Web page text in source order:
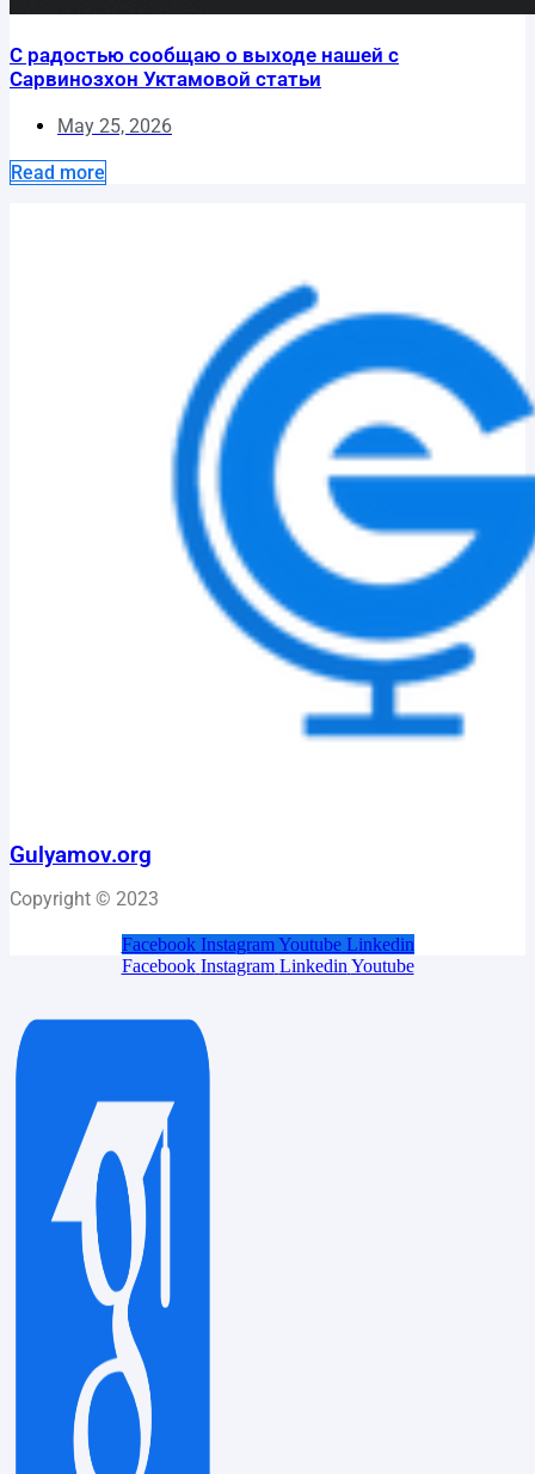
С радостью сообщаю о выходе нашей с
Сарвинозхон Уктамовой статьи
May 25, 2026
Read more
Gulyamov.org
Copyright © 2023
Facebook Instagram Youtube Linkedin
Facebook Instagram Linkedin Youtube